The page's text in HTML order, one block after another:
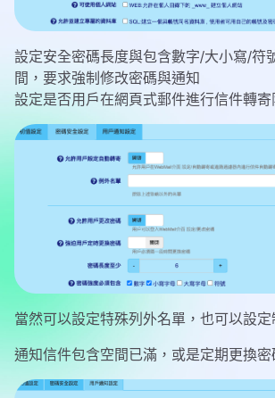
設定安全密碼長度與包含數字/大小寫/符
間，要求強制修改密碼與通知
設定是否用戶在網頁式郵件進行信件轉寄
當然可以設定特殊列外名單，也可以設
通知信件包含空間已滿，或是定期更換